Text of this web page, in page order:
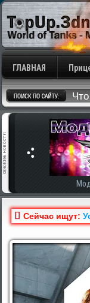
ГЛАВНАЯ
Сейчас ищут: